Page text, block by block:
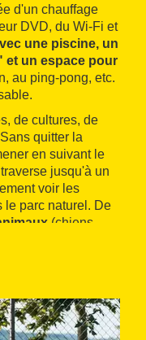
d'un chauffage
DVD, du Wi-Fi et
une piscine, un
et un espace pour
au ping-pong, etc.
de cultures, de
quitter la
en suivant le
jusqu'à un
voir les
le parc naturel. De
(chiens,